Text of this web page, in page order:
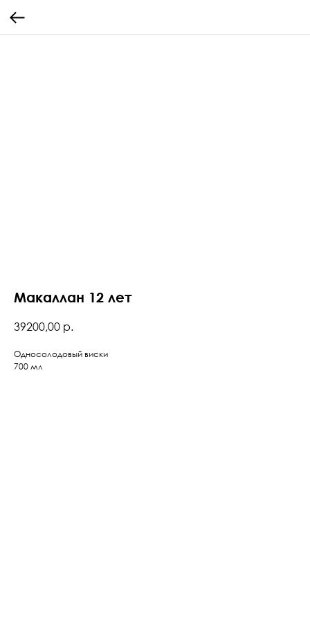
Макаллан 12 лет
39200,00 р.
Односолодовый виски
700 мл